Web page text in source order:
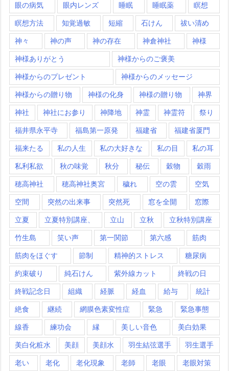
眼の病気 眼内レンズ 睡眠 睡眠薬 瞑想
瞑想方法 知覚過敏 短縮 石けん 祓い清め
神々 神の声 神の存在 神倉神社 神様
神様ありがとう 神様からのご褒美
神様からのプレゼント 神様からのメッセージ
神様からの贈り物 神様の化身 神様の贈り物 神界
神社 神社にお参り 神降地 神霊 神霊符 祭り
福井県永平寺 福島第一原発 福建省 福建省厦門
福来たる 私の人生 私の大好きな 私の目 私の耳
私利私欲 秋の味覚 秋分 秘伝 穀物 穀雨
穂高神社 穂高神社奥宮 穢れ 空の雲 空気
空間 突然の出来事 突然死 窓を全開 窓際
立夏 立夏特別講座、 立山 立秋 立秋特別講座
竹生島 笑い声 第一関節 第六感 筋肉
筋肉をほぐす 節制 精神的ストレス 糖尿病
約束破り 純石けん 紫外線カット 終戦の日
終戦記念日 組織 経脈 経血 給与 統計
絶食 継続 網膜色素変性症 緊急 緊急事態
線香 練功会 縁 美しい音色 美白効果
美白化粧水 美顔 美顔水 羽生結弦選手 羽生選手
老い 老化 老化現象 老師 老眼 老眼対策